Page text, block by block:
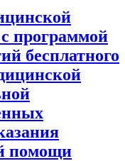
программой
бесплатного
помощи